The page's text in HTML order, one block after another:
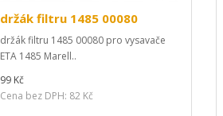
držák filtru 1485 00080
držák filtru 1485 00080 pro vysavače
ETA 1485 Marell..
99 Kč
Cena bez DPH: 82 Kč